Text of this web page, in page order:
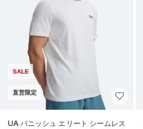
SALE
直営限定
UA バニッシュ エリート シームレス